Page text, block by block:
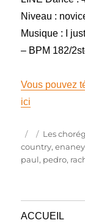
Niveau :
Musique : I
– BPM 182/
Vous pouvez
ici
Publié
le
Catégories
Les
country,enaney
paul, pedro,
ACCUEIL